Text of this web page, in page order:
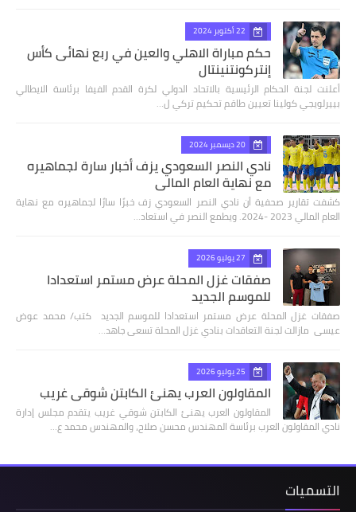
22 أكتوبر 2024
حكم مباراة الاهلي والعين في ربع نهائى كأس
إنتركونتنينتال
أعلنت لجنة الحكام الرئيسية بالاتحاد الدولي لكرة القدم الفيفا برئاسة الايطالي
بييرلويجي كولينا تعيين طاقم تحكيم تركي ل…
20 ديسمبر 2024
نادي النصر السعودي يزف أخبار سارة لجماهيره
مع نهاية العام المالي
كشفت تقارير صحفية أن نادي النصر السعودي زف خبرًا سارًا لجماهيره مع نهاية
العام المالي 2023 -2024. ويطمع النصر في استعاد…
27 يوليو 2026
صفقات غزل المحلة عرض مستمر استعدادا
للموسم الجديد
صفقات غزل المحلة عرض مستمر استعدادا للموسم الجديد كتب/ محمد عوض
عيسى مازالت لجنة التعاقدات بنادي غزل المحلة تسعى جاهد…
25 يوليو 2026
المقاولون العرب يهنئ الكابتن شوقي غريب
المقاولون العرب يهنئ الكابتن شوقي غريب يتقدم مجلس إدارة
نادي المقاولون العرب برئاسة المهندس محسن صلاح، والمهندس محمد ع…
التسميات